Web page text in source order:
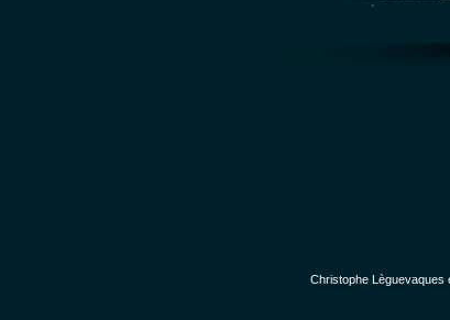
Christophe Lèguevaques